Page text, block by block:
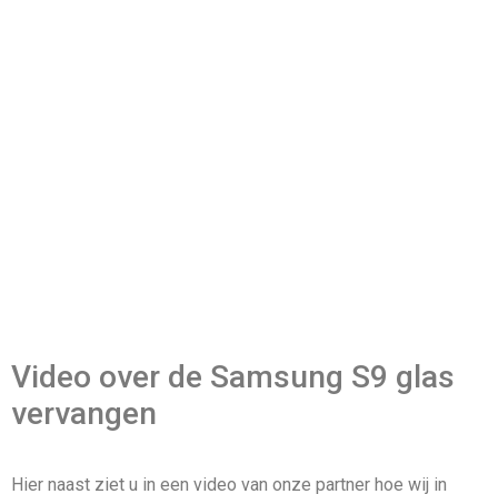
Video over de Samsung S9 glas
vervangen
Hier naast ziet u in een video van onze partner hoe wij in